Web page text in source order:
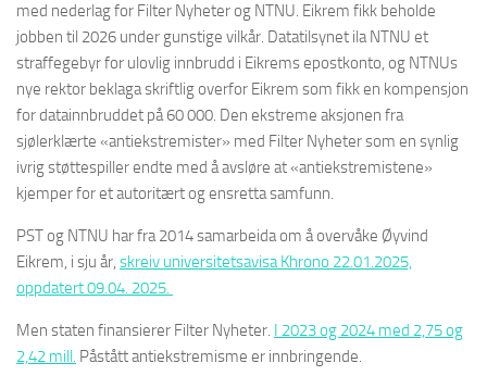
med nederlag for Filter Nyheter og NTNU. Eikrem fikk beholde
jobben til 2026 under gunstige vilkår. Datatilsynet ila NTNU et
straffegebyr for ulovlig innbrudd i Eikrems epostkonto, og NTNUs
nye rektor beklaga skriftlig overfor Eikrem som fikk en kompensjon
for datainnbruddet på 60 000. Den ekstreme aksjonen fra
sjølerklærte «antiekstremister» med Filter Nyheter som en synlig
ivrig støttespiller endte med å avsløre at «antiekstremistene»
kjemper for et autoritært og ensretta samfunn.
PST og NTNU har fra 2014 samarbeida om å overvåke Øyvind
Eikrem, i sju år, skreiv universitetsavisa Khrono 22.01.2025,
oppdatert 09.04. 2025.
Men staten finansierer Filter Nyheter.
I 2023 og 2024 med 2,75 og
2,42 mill. Påstått antiekstremisme er innbringende.